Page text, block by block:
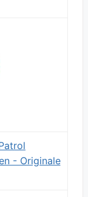
- Originale